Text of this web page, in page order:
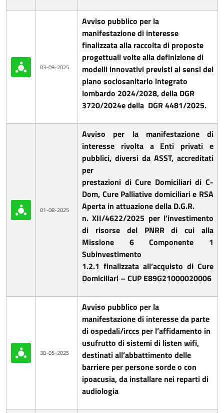
03-09-2025
Avviso pubblico per la
manifestazione di interesse
finalizzata alla raccolta di proposte
progettuali volte alla definizione di
modelli innovativi previsti ai sensi del
piano sociosanitario integrato
lombardo 2024/2028, della DGR
3720/2024e della DGR 4481/2025.
01-08-2025
Avviso per la manifestazione di
interesse rivolta a Enti privati e
pubblici, diversi da ASST, accreditati
per
prestazioni di Cure Domiciliari di C-
Dom, Cure Palliative domiciliari e RSA
Aperta in attuazione della D.G.R.
n. XII/4622/2025 per l’investimento
di risorse del PNRR di cui alla
Missione 6 Componente 1
Subinvestimento
1.2.1 finalizzata all’acquisto di Cure
Domiciliari – CUP E89G21000020006
30-05-2025
Avviso pubblico per la
manifestazione di interesse da parte
di ospedali/irccs per l’affidamento in
usufrutto di sistemi di listen wifi,
destinati all’abbattimento delle
barriere per persone sorde o con
ipoacusia, da installare nei reparti di
audiologia